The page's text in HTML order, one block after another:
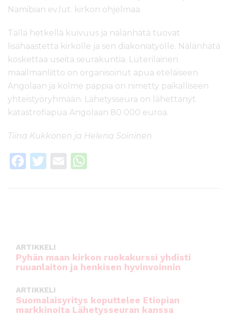
Namibian ev.lut. kirkon ohjelmaa.
Tällä hetkellä kuivuus ja nälänhätä tuovat
lisähaastetta kirkolle ja sen diakoniatyölle. Nälänhätä
koskettaa useita seurakuntia. Luterilainen
maailmanliitto on organisoinut apua eteläiseen
Angolaan ja kolme pappia on nimetty paikalliseen
yhteistyöryhmään. Lähetysseura on lähettänyt
katastrofiapua Angolaan 80 000 euroa.
Tiina Kukkonen ja Helena Soininen
F
o
o
k
T
E
p
ARTIKKELI
Pyhän maan kirkon ruokakurssi yhdisti
ruuanlaiton ja henkisen hyvinvoinnin
ARTIKKELI
Suomalaisyritys koputtelee Etiopian
markkinoita Lähetysseuran kanssa